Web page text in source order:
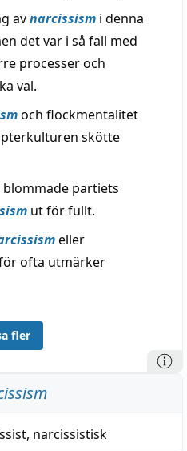
avnarcissism i denna
det var i så fall med
processer och
val.
och flockmentalitet
skötte
partiets
ut för fullt.
eller
ofta utmärker
fler
, narcissistisk